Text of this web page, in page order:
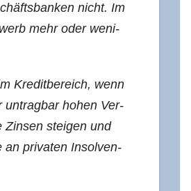
nicht. Im
mehr oder weni­
Kre­dit­be­reich, wenn
untrag­bar hohen Ver­
Zin­sen stei­gen und
an pri­va­ten Insol­ven­